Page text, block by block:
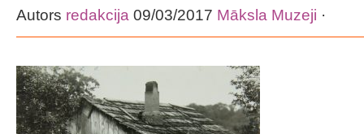
Autors redakcija 09/03/2017 Māksla Muzeji ·